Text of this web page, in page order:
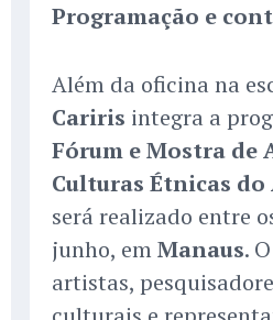
Programação e
Além da oficina na
Cariris integra a
Fórum e Mostra de
Culturas Étnicas do
será realizado entre
junho, emManaus.
artistas,